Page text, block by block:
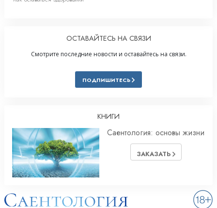
ОСТАВАЙТЕСЬ НА СВЯЗИ
Смотрите последние новости и оставайтесь на связи.
ПОДПИШИТЕСЬ
КНИГИ
Саентология: основы жизни
ЗАКАЗАТЬ